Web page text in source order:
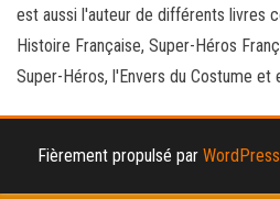
est aussi l'auteur de différents livres
Histoire Française, Super-Héros
Super-Héros, l'Envers du Costume et
Fièrement propulsé par WordPress